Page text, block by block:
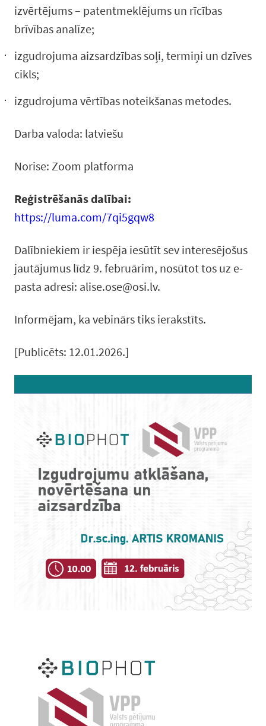
izvērtējums – patentmeklējums un rīcības
brīvības analīze;
izgudrojuma aizsardzības soļi, termiņi un dzīves
cikls;
izgudrojuma vērtības noteikšanas metodes.
Darba valoda: latviešu
Norise: Zoom platforma
Reģistrēšanās dalībai:
https://luma.com/7qi5gqw8
Dalībniekiem ir iespēja iesūtīt sev interesējošus
jautājumus līdz 9. februārim, nosūtot tos uz e-
pasta adresi: alise.ose@osi.lv.
Informējam, ka vebinārs tiks ierakstīts.
[Publicēts: 12.01.2026.]